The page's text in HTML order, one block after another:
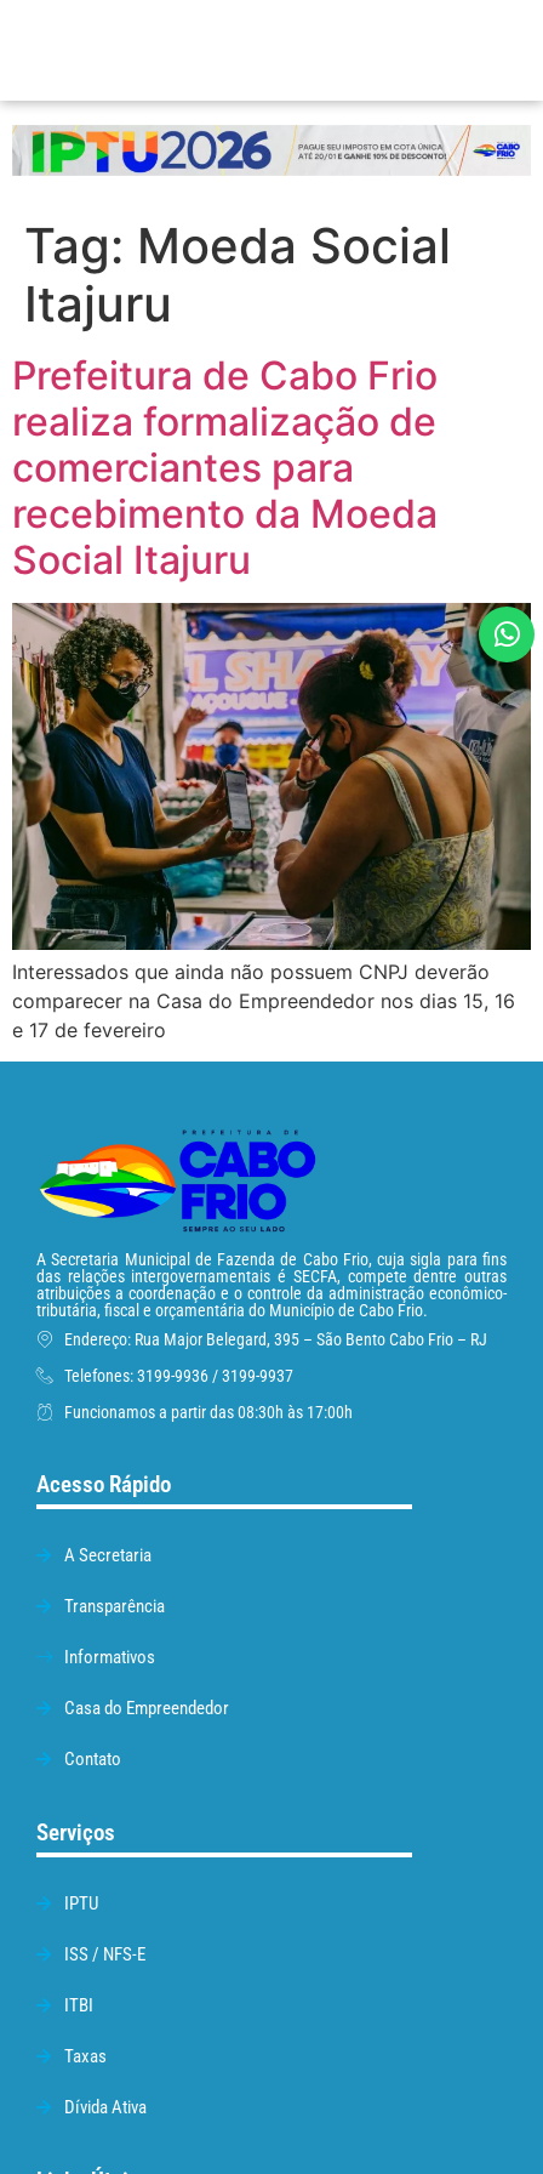
Tag: Moeda Social
Itajuru
Prefeitura de Cabo Frio
realiza formalização de
comerciantes para
recebimento da Moeda
Social Itajuru
Interessados que ainda não possuem CNPJ deverão
comparecer na Casa do Empreendedor nos dias 15, 16
e 17 de fevereiro
A Secretaria Municipal de Fazenda de Cabo Frio, cuja sigla para fins
das relações intergovernamentais é SECFA, compete dentre outras
atribuições a coordenação e o controle da administração econômico-
tributária, fiscal e orçamentária do Município de Cabo Frio.
Endereço: Rua Major Belegard, 395 – São Bento Cabo Frio – RJ
Telefones: 3199-9936 / 3199-9937
Funcionamos a partir das 08:30h às 17:00h
Acesso Rápido
A Secretaria
Transparência
Informativos
Casa do Empreendedor
Contato
Serviços
IPTU
ISS / NFS-E
ITBI
Taxas
Dívida Ativa